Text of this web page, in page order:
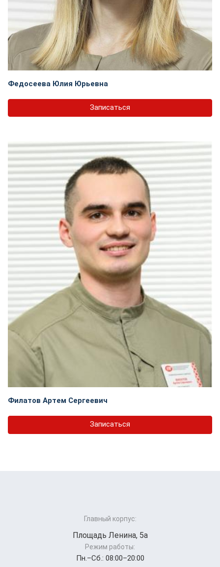
Федосеева Юлия Юрьевна
Записаться
Филатов Артем Сергеевич
Записаться
Главный корпус:
Площадь Ленина, 5а
Режим работы:
Пн.–Cб.: 08:00–20:00